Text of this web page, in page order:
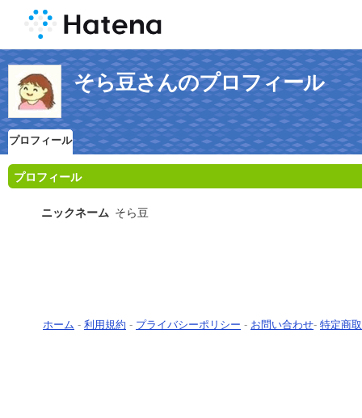
そら豆さんのプロフィール
プロフィール
プロフィール
ニックネーム そら豆
ホーム - 利用規約 - プライバシーポリシー - お問い合わせ- 特定商